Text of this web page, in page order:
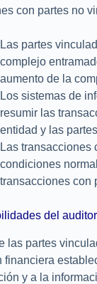
con partes no
Las partes
complejo
aumento de la
Los sistemas de
resumir las
entidad y las
Las transacciones
condiciones
transacciones con
del auditor
las partes
financiera
y a la